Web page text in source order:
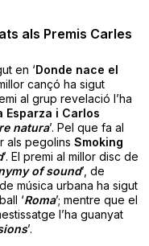
als Premis Carles
en ‘Donde nace el
cançó ha sigut
al grup revelació l’ha
Esparza i Carlos
natura’. Pel que fa al
als pegolins Smoking
’. El premi al millor disc de
of sound’, de
música urbana ha sigut
‘Roma’; mentre que el
l’ha guanyat
’.